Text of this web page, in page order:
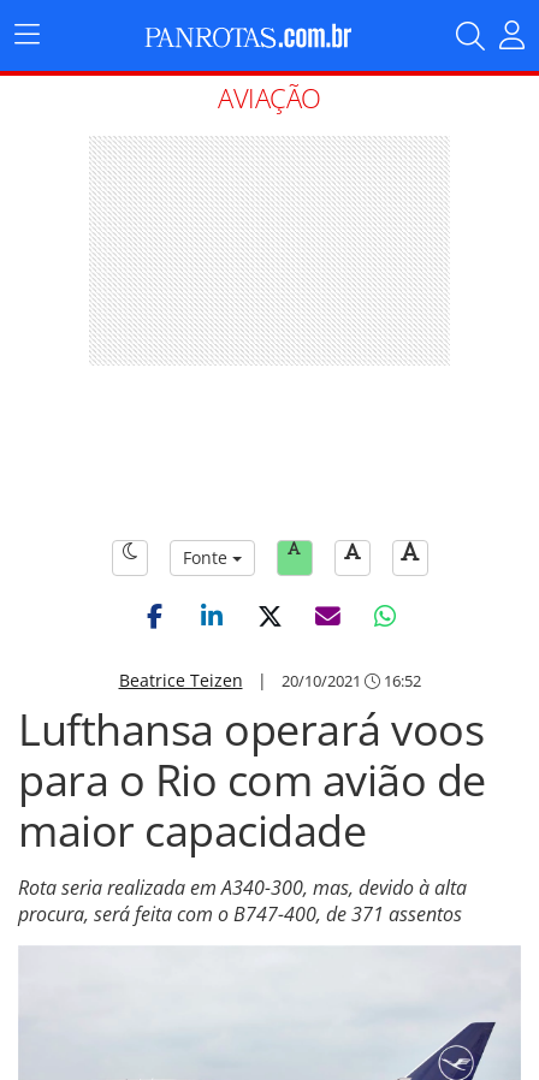
Menu
Principal
AVIAÇÃO
Fonte
Beatrice Teizen | 20/10/2021 16:52
Lufthansa operará voos
para o Rio com avião de
maior capacidade
Rota seria realizada em A340-300, mas, devido à alta
procura, será feita com o B747-400, de 371 assentos